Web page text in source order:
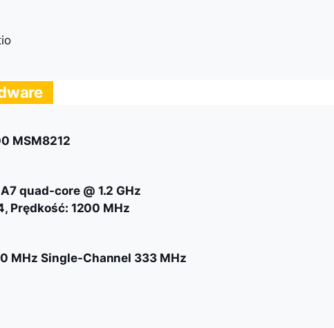
MSM8212
quad-core @ 1.2 GHz
Prędkość: 1200 MHz
MHz Single-Channel 333 MHz